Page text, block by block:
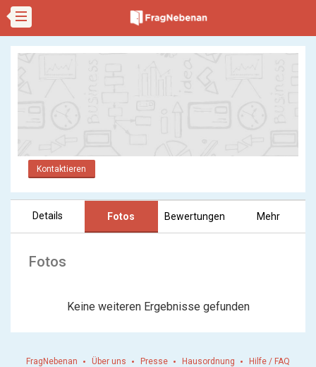
Kontaktieren
Details Fotos Bewertungen Mehr
Fotos
Keine weiteren Ergebnisse gefunden
FragNebenan Über uns Presse Hausordnung
Hilfe / FAQ